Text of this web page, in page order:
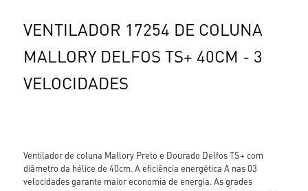
VENTILADOR 17254 DE COLUNA
MALLORY DELFOS TS+ 40CM - 3
VELOCIDADES
Ventilador de coluna Mallory Preto e Dourado Delfos TS+ com
diâmetro da hélice de 40cm. A eficiência energética A nas 03
velocidades garante maior economia de energia. As grades